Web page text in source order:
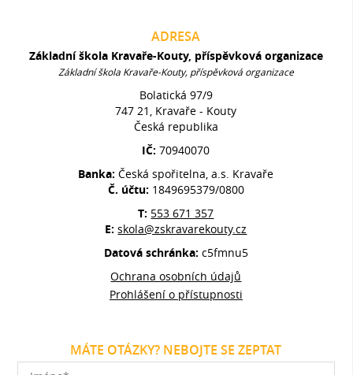
ADRESA
Základní škola Kravaře-Kouty, příspěvková organizace
Základní škola Kravaře-Kouty, příspěvková organizace
Bolatická 97/9
747 21, Kravaře - Kouty
Česká republika
IČ:70940070
Banka:Česká spořitelna, a.s. Kravaře
Č. účtu: 1849695379/0800
T: 553 671 357
E:skola@zskravarekouty.cz
Datová schránka: c5fmnu5
Ochrana osobních údajů
Prohlášení o přístupnosti
MÁTE OTÁZKY? NEBOJTE SE ZEPTAT